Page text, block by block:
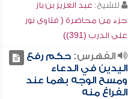
للشيخ: عبد العزيز بن باز
جزء من محاضرة ( فتاوى نور
على الدرب (391))
الفهرس:حكم رفع
اليدين في الدعاء
ومسح الوجه بهما عند
الفراغ منه